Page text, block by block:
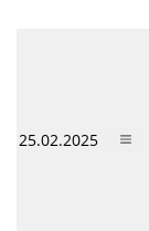
25.02.2025